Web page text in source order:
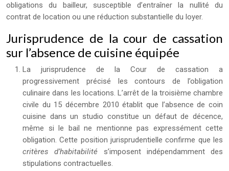
obligations du bailleur, susceptible d’entraîner la nullité du
contrat de location ou une réduction substantielle du loyer.
Jurisprudence de la cour de cassation
sur l’absence de cuisine équipée
La jurisprudence de la Cour de cassation a
progressivement précisé les contours de l’obligation
culinaire dans les locations. L’arrêt de la troisième chambre
civile du 15 décembre 2010 établit que l’absence de coin
cuisine dans un studio constitue un défaut de décence,
même si le bail ne mentionne pas expressément cette
obligation. Cette position jurisprudentielle confirme que les
critères d’habitabilité s’imposent indépendamment des
stipulations contractuelles.